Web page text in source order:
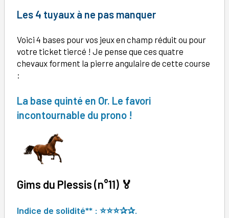
Les 4 tuyaux à ne pas manquer
Voici 4 bases pour vos jeux en champ réduit ou pour
votre ticket tiercé ! Je pense que ces quatre
chevaux forment la pierre angulaire de cette course
:
La base quinté en Or. Le favori
incontournable du prono !
Gims du Plessis (n°11) 🏅
Indice de solidité** : ⭐⭐⭐✰✰.